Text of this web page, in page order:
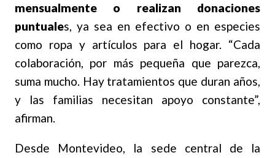
mensualmente o realizan donaciones
puntuales, ya sea en efectivo o en especies
como ropa y artículos para el hogar. “Cada
colaboración, por más pequeña que parezca,
suma mucho. Hay tratamientos que duran años,
y las familias necesitan apoyo constante”,
afirman.
Desde Montevideo, la sede central de la